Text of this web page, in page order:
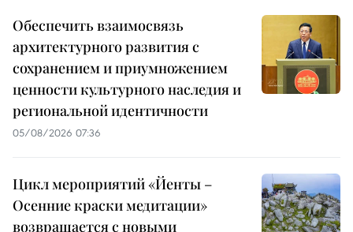
Обеспечить взаимосвязь
архитектурного развития с
сохранением и приумножением
ценности культурного наследия и
региональной идентичности
05/08/2026 07:36
Цикл мероприятий «Йенты –
Осенние краски медитации»
возвращается с новыми